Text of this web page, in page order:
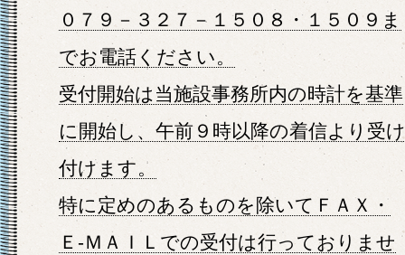
０７９－３２７－１５０８・１５０９ま
でお電話ください。
受付開始は当施設事務所内の時計を基準
に開始し、午前９時以降の着信より受け
付けます。
特に定めのあるものを除いてＦＡＸ・
Ｅ-ＭＡＩＬでの受付は行っておりませ